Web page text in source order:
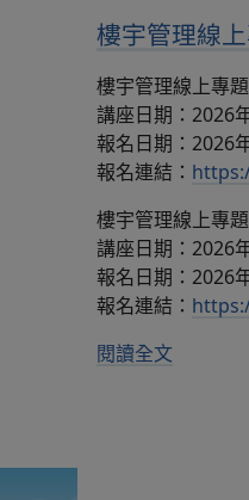
樓宇管理線
樓宇管理線上專
講座日期：2026
報名日期：2026
報名連結：
樓宇管理線上專
講座日期：2026
報名日期：2026
報名連結：
閱讀全文